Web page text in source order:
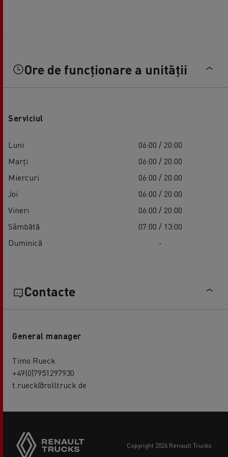
Ore de funcționare a unității
Serviciul
Luni
06:00 / 20:00
Marți
06:00 / 20:00
Miercuri
06:00 / 20:00
Joi
06:00 / 20:00
Vineri
06:00 / 20:00
Sâmbătă
07:00 / 13:00
Duminică
-
Contacte
General manager
Timo Rueck
+49(0)7951297930
t.rueck@rolltruck.de
copyright 2026 Renault Trucks